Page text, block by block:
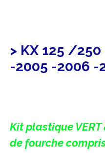
> KX 125 /
-2005 -2006 -
Kit plastique VERT
de fourche